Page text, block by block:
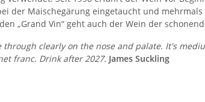
der Maischegärung eingetaucht und
„Grand Vin“ geht auch der Wein der
clearly on the nose and palate. It's
franc. Drink after 2027. James Suckling